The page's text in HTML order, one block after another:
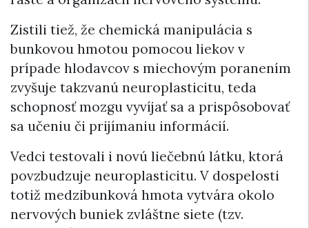
Zistili tiež, že chemická manipulácia s
bunkovou hmotou pomocou liekov v
prípade hlodavcov s miechovým poranením
zvyšuje takzvanú neuroplasticitu, teda
schopnosť mozgu vyvíjať sa a prispôsobovať
sa učeniu či prijímaniu informácií.
Vedci testovali i novú liečebnú látku, ktorá
povzbudzuje neuroplasticitu. V dospelosti
totiž medzibunková hmota vytvára okolo
nervových buniek zvláštne siete (tzv.